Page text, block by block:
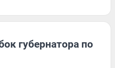
губернатора по